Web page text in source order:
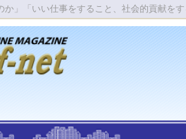
か」「いい仕事をすること、社会的貢献